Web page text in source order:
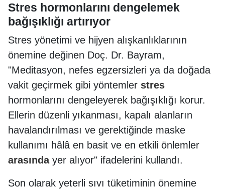
Stres hormonlarını dengelemek
bağışıklığı artırıyor
Stres yönetimi ve hijyen alışkanlıklarının
önemine değinen Doç. Dr. Bayram,
"Meditasyon, nefes egzersizleri ya da doğada
vakit geçirmek gibi yöntemler stres
hormonlarını dengeleyerek bağışıklığı korur.
Ellerin düzenli yıkanması, kapalı alanların
havalandırılması ve gerektiğinde maske
kullanımı hâlâ en basit ve en etkili önlemler
arasındayer alıyor" ifadelerini kullandı.
Son olarak yeterli sıvı tüketiminin önemine